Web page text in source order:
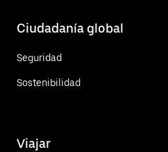
Ciudadanía global
Seguridad
Sostenibilidad
Viajar